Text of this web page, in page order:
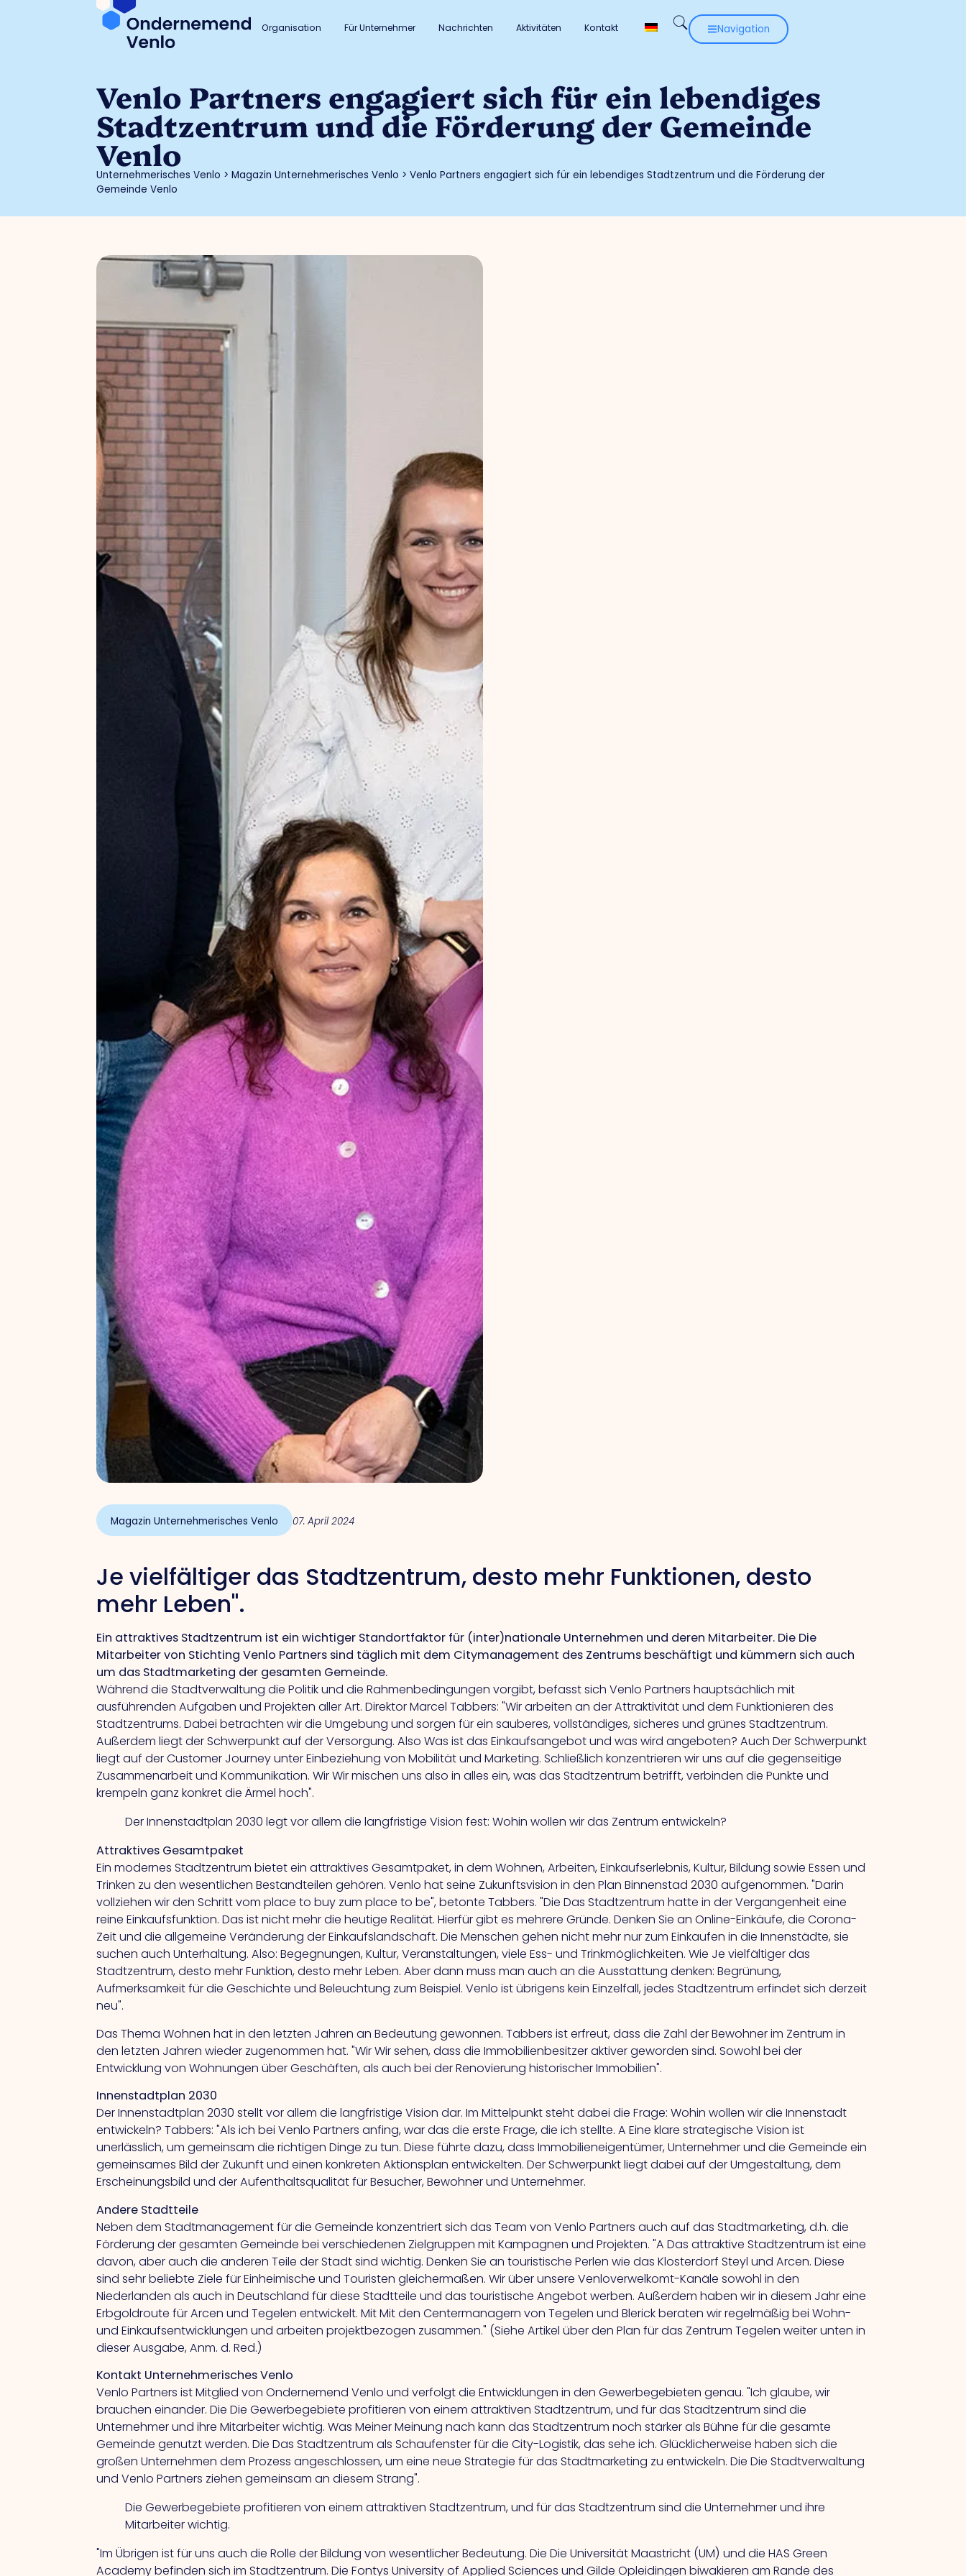
Organisation Für Unternehmer Nachrichten Aktivitäten Kontakt Navigation
Venlo Partners engagiert sich für ein lebendiges
Stadtzentrum und die Förderung der Gemeinde
Venlo
Unternehmerisches Venlo >Magazin Unternehmerisches Venlo >Venlo Partners engagiert sich für ein lebendiges Stadtzentrum und die Förderung der
Gemeinde Venlo
Magazin Unternehmerisches Venlo 07. April 2024
Je vielfältiger das Stadtzentrum, desto mehr Funktionen, desto
mehr Leben".
Ein attraktives Stadtzentrum ist ein wichtiger Standortfaktor für (inter)nationale Unternehmen und deren Mitarbeiter. Die Die
Mitarbeiter von Stichting Venlo Partners sind täglich mit dem Citymanagement des Zentrums beschäftigt und kümmern sich auch
um das Stadtmarketing der gesamten Gemeinde.
Während die Stadtverwaltung die Politik und die Rahmenbedingungen vorgibt, befasst sich Venlo Partners hauptsächlich mit
ausführenden Aufgaben und Projekten aller Art. Direktor Marcel Tabbers: "Wir arbeiten an der Attraktivität und dem Funktionieren des
Stadtzentrums. Dabei betrachten wir die Umgebung und sorgen für ein sauberes, vollständiges, sicheres und grünes Stadtzentrum.
Außerdem liegt der Schwerpunkt auf der Versorgung.AlsoWas ist das Einkaufsangebot und was wird angeboten?AuchDer Schwerpunkt
liegt auf der Customer Journey unter Einbeziehung von Mobilität und Marketing. Schließlich konzentrieren wir uns auf die gegenseitige
Zusammenarbeit und Kommunikation.WirWir mischen uns also in alles ein, was das Stadtzentrum betrifft, verbinden die Punkte und
krempeln ganz konkret die Ärmel hoch".
Der Innenstadtplan 2030 legt vor allem die langfristige Vision fest: Wohin wollen wir das Zentrum entwickeln?
Attraktives Gesamtpaket
Ein modernes Stadtzentrum bietet ein attraktives Gesamtpaket, in dem Wohnen, Arbeiten, Einkaufserlebnis, Kultur, Bildung sowie Essen und
Trinken zu den wesentlichen Bestandteilen gehören. Venlo hat seine Zukunftsvision in den Plan Binnenstad 2030 aufgenommen. "Darin
vollziehen wir den Schritt vom place to buy zum place to be", betonte Tabbers."DieDas Stadtzentrum hatte in der Vergangenheit eine
reine Einkaufsfunktion.Dasist nicht mehr die heutige Realität. Hierfür gibt es mehrere Gründe. Denken Sie an Online-Einkäufe, die Corona-
Zeit und die allgemeine Veränderung der Einkaufslandschaft. Die Menschen gehen nicht mehr nur zum Einkaufen in die Innenstädte, sie
suchen auch Unterhaltung. Also: Begegnungen, Kultur, Veranstaltungen, viele Ess- und Trinkmöglichkeiten.Wie Je vielfältiger das
Stadtzentrum, desto mehr Funktion, desto mehr Leben. Aber dann muss man auch an die Ausstattung denken: Begrünung,
Aufmerksamkeit für die Geschichte und Beleuchtung zum Beispiel. Venlo ist übrigens kein Einzelfall, jedes Stadtzentrum erfindet sich derzeit
neu".
Das Thema Wohnen hat in den letzten Jahren an Bedeutung gewonnen. Tabbers ist erfreut, dass die Zahl der Bewohner im Zentrum in
den letzten Jahren wieder zugenommen hat."WirWir sehen, dass die Immobilienbesitzer aktiver geworden sind. Sowohl bei der
Entwicklung von Wohnungen über Geschäften, als auch bei der Renovierung historischer Immobilien".
Innenstadtplan 2030
Der Innenstadtplan 2030 stellt vor allem die langfristige Vision dar. Im Mittelpunkt steht dabei die Frage: Wohin wollen wir die Innenstadt
entwickeln? Tabbers: "Als ich bei Venlo Partners anfing, war das die erste Frage, die ich stellte.AEine klare strategische Vision ist
unerlässlich, um gemeinsam die richtigen Dinge zu tun.Dieseführte dazu, dass Immobilieneigentümer, Unternehmer und die Gemeinde ein
gemeinsames Bild der Zukunft und einen konkreten Aktionsplan entwickelten. Der Schwerpunkt liegt dabei auf der Umgestaltung, dem
Erscheinungsbild und der Aufenthaltsqualität für Besucher, Bewohner und Unternehmer.
Andere Stadtteile
Neben dem Stadtmanagement für die Gemeinde konzentriert sich das Team von Venlo Partners auch auf das Stadtmarketing, d.h. die
Förderung der gesamten Gemeinde bei verschiedenen Zielgruppen mit Kampagnen und Projekten."ADas attraktive Stadtzentrum ist eine
davon, aber auch die anderen Teile der Stadt sind wichtig. Denken Sie an touristische Perlen wie das Klosterdorf Steyl und Arcen.Diese
sind sehr beliebte Ziele für Einheimische und Touristen gleichermaßen.Wirüber unsere Venloverwelkomt-Kanäle sowohl in den
Niederlanden als auch in Deutschland für diese Stadtteile und das touristische Angebot werben. Außerdem haben wir in diesem Jahr eine
Erbgoldroute für Arcen und Tegelen entwickelt.MitMit den Centermanagern von Tegelen und Blerick beraten wir regelmäßig bei Wohn-
und Einkaufsentwicklungen und arbeiten projektbezogen zusammen." (Siehe Artikel über den Plan für das Zentrum Tegelen weiter unten in
dieser Ausgabe, Anm. d. Red.)
Kontakt Unternehmerisches Venlo
Venlo Partners ist Mitglied von Ondernemend Venlo und verfolgt die Entwicklungen in den Gewerbegebieten genau. "Ich glaube, wir
brauchen einander.DieDie Gewerbegebiete profitieren von einem attraktiven Stadtzentrum, und für das Stadtzentrum sind die
Unternehmer und ihre Mitarbeiter wichtig.WasMeiner Meinung nach kann das Stadtzentrum noch stärker als Bühne für die gesamte
Gemeinde genutzt werden.DieDas Stadtzentrum als Schaufenster für die City-Logistik, das sehe ich. Glücklicherweise haben sich die
großen Unternehmen dem Prozess angeschlossen, um eine neue Strategie für das Stadtmarketing zu entwickeln.DieDie Stadtverwaltung
und Venlo Partners ziehen gemeinsam an diesem Strang".
Die Gewerbegebiete profitieren von einem attraktiven Stadtzentrum, und für das Stadtzentrum sind die Unternehmer und ihre
Mitarbeiter wichtig.
"Im Übrigen ist für uns auch die Rolle der Bildung von wesentlicher Bedeutung.DieDie Universität Maastricht (UM) und die HAS Green
Academy befinden sich im Stadtzentrum. Die Fontys University of Applied Sciences und Gilde Opleidingen biwakieren am Rande des